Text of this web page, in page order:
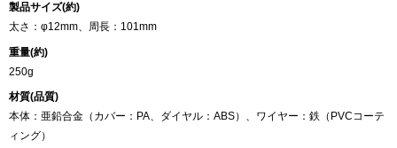
製品サイズ(約)
太さ：φ12mm、周長：101mm
重量(約)
250g
材質(品質)
本体：亜鉛合金（カバー：PA、ダイヤル：ABS）、ワイヤー：鉄（PVCコーテ
ィング）